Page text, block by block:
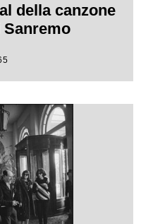
della canzone